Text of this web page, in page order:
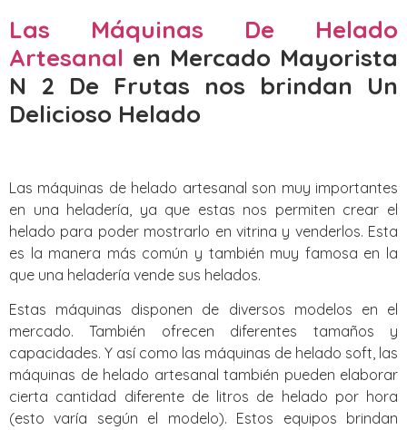
Las Máquinas De Helado
Artesanal en Mercado Mayorista
N 2 De Frutas nos brindan Un
Delicioso Helado
Las máquinas de helado artesanal son muy importantes
en una heladería, ya que estas nos permiten crear el
helado para poder mostrarlo en vitrina y venderlos. Esta
es la manera más común y también muy famosa en la
que una heladería vende sus helados.
Estas máquinas disponen de diversos modelos en el
mercado. También ofrecen diferentes tamaños y
capacidades. Y así como las máquinas de helado soft, las
máquinas de helado artesanal también pueden elaborar
cierta cantidad diferente de litros de helado por hora
(esto varía según el modelo). Estos equipos brindan